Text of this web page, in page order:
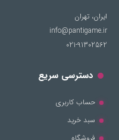
ایران، تهران
info@pantigame.ir
021-91302562
دسترسی سریع
حساب کاربری
سبد خرید